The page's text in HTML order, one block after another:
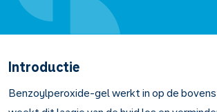
Introductie
Benzoylperoxide-gel werkt in op de